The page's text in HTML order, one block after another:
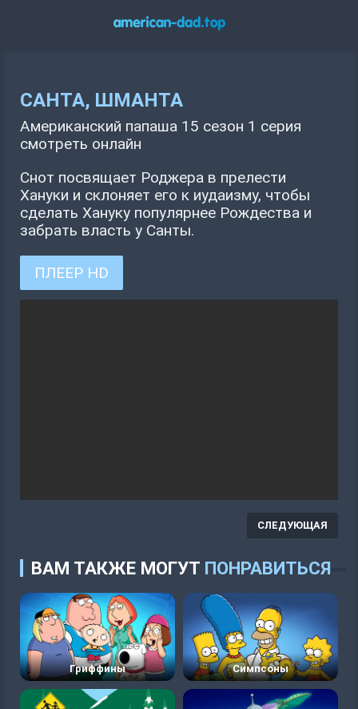
САНТА, ШМАНТА
Американский папаша 15 сезон 1 серия
смотреть онлайн
Снот посвящает Роджера в прелести
Хануки и склоняет его к иудаизму, чтобы
сделать Хануку популярнее Рождества и
забрать власть у Санты.
ПЛЕЕР HD
СЛЕДУЮЩАЯ
ВАМ ТАКЖЕ МОГУТ ПОНРАВИТЬСЯ
Гриффины Симпсоны